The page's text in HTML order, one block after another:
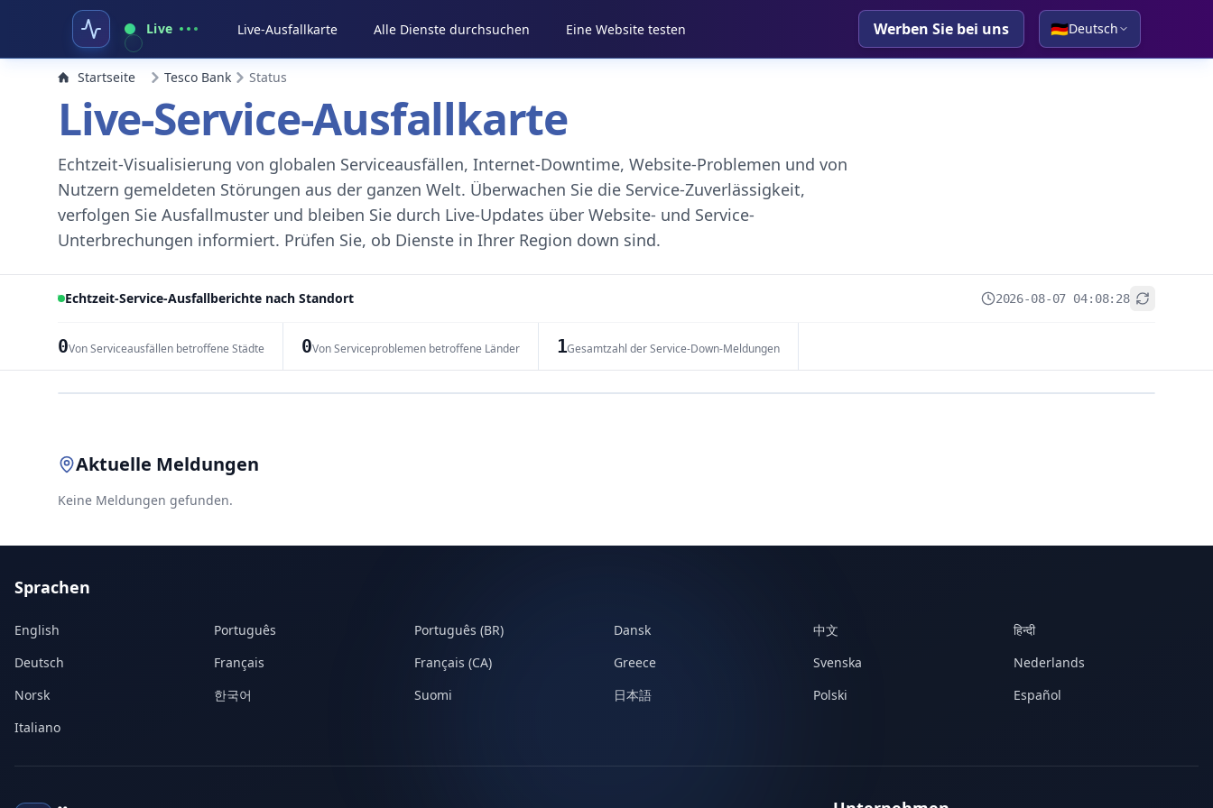
Live Live-Ausfallkarte Alle Dienste durchsuchen Eine Website testen Werben Sie bei uns 🇩🇪Deutsch
Startseite Tesco Bank Status
Live-Service-Ausfallkarte
Echtzeit-Visualisierung von globalen Serviceausfällen, Internet-Downtime, Website-Problemen und von
Nutzern gemeldeten Störungen aus der ganzen Welt. Überwachen Sie die Service-Zuverlässigkeit,
verfolgen Sie Ausfallmuster und bleiben Sie durch Live-Updates über Website- und Service-
Unterbrechungen informiert. Prüfen Sie, ob Dienste in Ihrer Region down sind.
Echtzeit-Service-Ausfallberichte nach Standort 2026-08-07 04:08:28
0Von Serviceausfällen betroffene Städte 0Von Serviceproblemen betroffene Länder 1Gesamtzahl der Service-Down-Meldungen
Aktuelle Meldungen
Keine Meldungen gefunden.
Sprachen
English Português Português (BR) Dansk 中文
हिन्दी
Deutsch
Français Français (CA) Greece Svenska
Nederlands
Norsk
한국어 Suomi 日本語 Polski
Español
Italiano